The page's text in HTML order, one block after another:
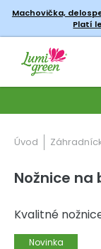
Machovička,
Platí
Úvod
Nožnice na
Kvalitné
Novinka